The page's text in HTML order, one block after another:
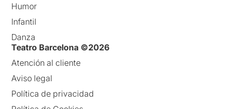
Humor
Infantil
Danza
Teatro Barcelona ©2026
Atención al cliente
Aviso legal
Política de privacidad